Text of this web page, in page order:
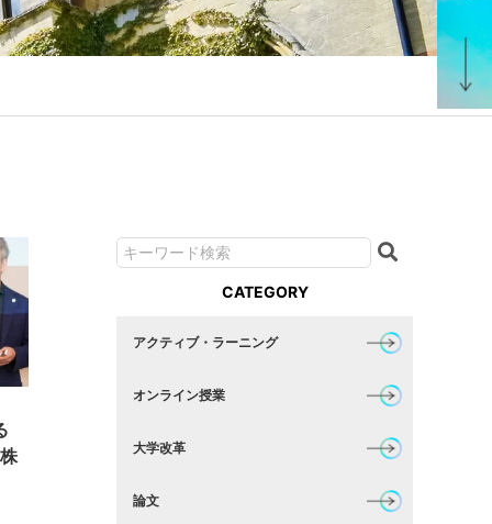
CATEGORY
アクティブ・ラーニング
オンライン授業
大学改革
論文